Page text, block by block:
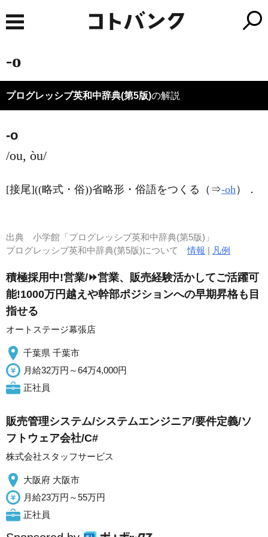
-o
プログレッシブ英和中辞典(第5版)の解説
-o
/ou, òu/
[接尾]((略式・俗))省略形・俗語をつくる（⇒-oh） ．
出典 小学館「プログレッシブ英和中辞典(第5版)」
プログレッシブ英和中辞典(第5版)について情報 | 凡例
積極採用中!営業/⏩️営業、販売経験活かしてご活躍可
能!1000万円越えや幹部ポジションへの早期昇格も目
指せる
オートステージ幕張店
千葉県 千葉市
月給32万円～64万4,000円
正社員
販売管理システム/システムエンジニア/要件定義/ソ
フトウェア会社/C#
株式会社スタッフサービス
大阪府 大阪市
月給23万円～55万円
正社員